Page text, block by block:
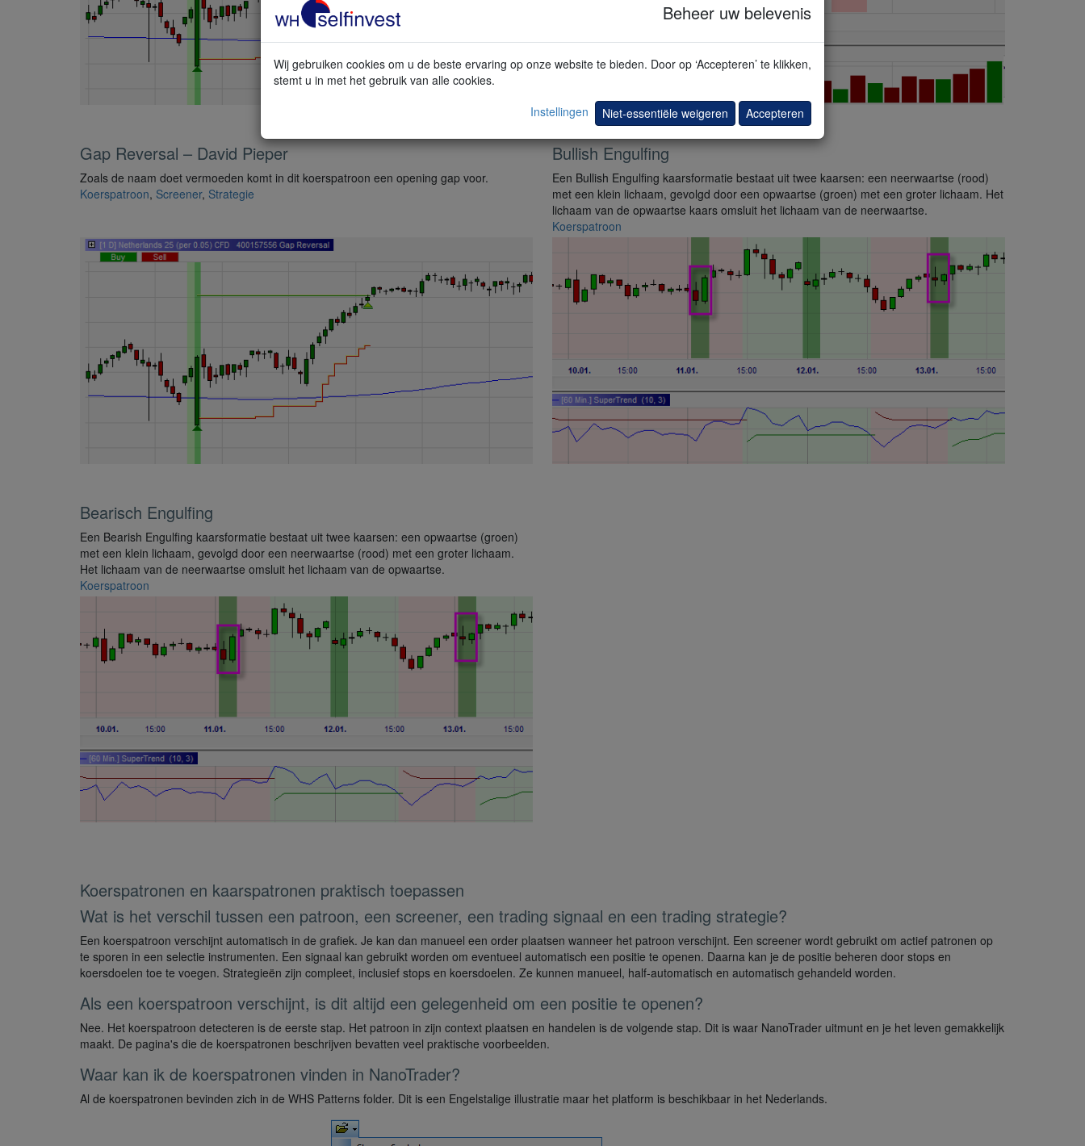
Gap Reversal – David Pieper
Zoals de naam doet vermoeden komt in dit koerspatroon een opening gap voor.
Koerspatroon, Screener, Strategie
Bullish Engulfing
Een Bullish Engulfing kaarsformatie bestaat uit twee kaarsen: een neerwaartse (rood)
met een klein lichaam, gevolgd door een opwaartse (groen) met een groter lichaam. Het
lichaam van de opwaartse kaars omsluit het lichaam van de neerwaartse.
Koerspatroon
Bearisch Engulfing
Een Bearish Engulfing kaarsformatie bestaat uit twee kaarsen: een opwaartse (groen)
met een klein lichaam, gevolgd door een neerwaartse (rood) met een groter lichaam.
Het lichaam van de neerwaartse omsluit het lichaam van de opwaartse.
Koerspatroon
Koerspatronen en kaarspatronen praktisch toepassen
Wat is het verschil tussen een patroon, een screener, een trading signaal en een trading strategie?
Een koerspatroon verschijnt automatisch in de grafiek. Je kan dan manueel een order plaatsen wanneer het patroon verschijnt. Een screener wordt gebruikt om actief patronen op
te sporen in een selectie instrumenten. Een signaal kan gebruikt worden om eventueel automatisch een positie te openen. Daarna kan je de positie beheren door stops en
koersdoelen toe te voegen. Strategieën zijn compleet, inclusief stops en koersdoelen. Ze kunnen manueel, half-automatisch en automatisch gehandeld worden.
Als een koerspatroon verschijnt, is dit altijd een gelegenheid om een positie te openen?
Nee. Het koerspatroon detecteren is de eerste stap. Het patroon in zijn context plaatsen en handelen is de volgende stap. Dit is waar NanoTrader uitmunt en je het leven gemakkelijk
maakt. De pagina's die de koerspatronen beschrijven bevatten veel praktische voorbeelden.
Waar kan ik de koerspatronen vinden in NanoTrader?
Al de koerspatronen bevinden zich in de WHS Patterns folder. Dit is een Engelstalige illustratie maar het platform is beschikbaar in het Nederlands.
Beheer uw belevenis
Wij gebruiken cookies om u de beste ervaring op onze website te bieden. Door op ‘Accepteren’ te klikken,
stemt u in met het gebruik van alle cookies.
Instellingen
Niet-essentiële weigeren Accepteren